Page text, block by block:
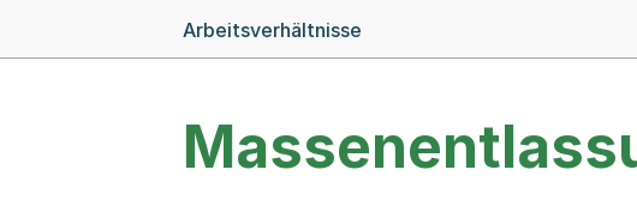
Arbeitsverhältnisse